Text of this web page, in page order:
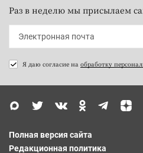
Раз в неделю мы присылаем
Я даю согласие на обработку
Полная версия сайта
Редакционная политика